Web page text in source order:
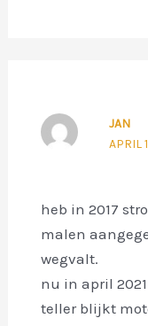
JAN
APRIL
heb in 2017
malen
wegvalt.
nu in april
teller blijkt